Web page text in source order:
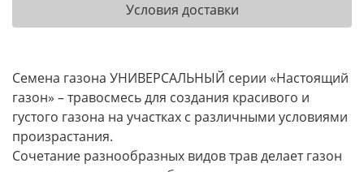
Условия доставки
Семена газона УНИВЕРСАЛЬНЫЙ серии «Настоящий
газон» – травосмесь для создания красивого и
густого газона на участках с различными условиями
произрастания.
Сочетание разнообразных видов трав делает газон